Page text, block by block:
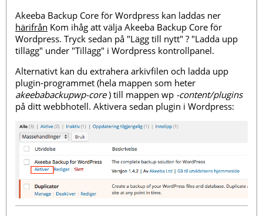
Akeeba Backup Core för Wordpress kan laddas ner
härifrån Kom ihåg att välja Akeeba Backup Core för
Wordpress. Tryck sedan på "Lägg till nytt" ? "Ladda upp
tillägg" under "Tillägg" i Wordpress kontrollpanel.
Alternativt kan du extrahera arkivfilen och ladda upp
plugin-programmet (hela mappen som heter
akeebabackupwp-core) till mappen wp -content/plugins
på ditt webbhotell. Aktivera sedan plugin i Wordpress: